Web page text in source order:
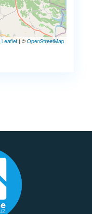
Leaflet| ©OpenStreetMap